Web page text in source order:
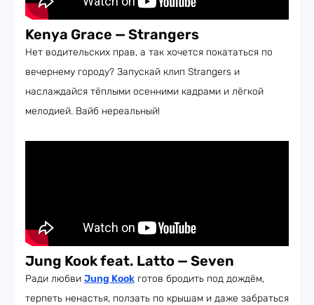
Kenya Grace — Strangers
Нет водительских прав, а так хочется покататься по
вечернему городу? Запускай клип Strangers и
наслаждайся тёплыми осенними кадрами и лёгкой
мелодией. Вайб нереальный!
Jung Kook feat. Latto — Seven
Ради любви Jung Kook готов бродить под дождём,
терпеть ненастья, ползать по крышам и даже забраться